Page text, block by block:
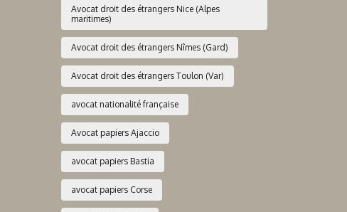
Avocat droit des étrangers Nice (Alpes
maritimes)
Avocat droit des étrangers Nîmes (Gard)
Avocat droit des étrangers Toulon (Var)
avocat nationalité française
Avocat papiers Ajaccio
avocat papiers Bastia
avocat papiers Corse